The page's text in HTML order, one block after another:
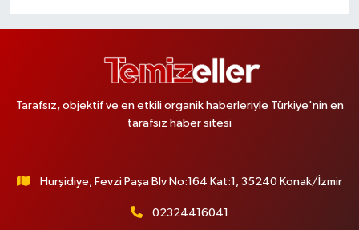
Tarafsız, objektif ve en etkili organik haberleriyle Türkiye'nin en
tarafsız haber sitesi
Hurşidiye, Fevzi Paşa Blv No:164 Kat:1, 35240 Konak/İzmir
02324416041